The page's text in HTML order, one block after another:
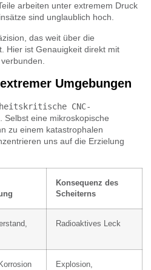
arbeiten unter extremem Druck
sind unglaublich hoch.
das weit über die
Hier ist Genauigkeit direkt mit
Umgebungen
CNC-
Selbst eine mikroskopische
zu einem katastrophalen
uns auf die Erzielung
Konsequenz des
Scheiterns
Radioaktives Leck
Explosion,